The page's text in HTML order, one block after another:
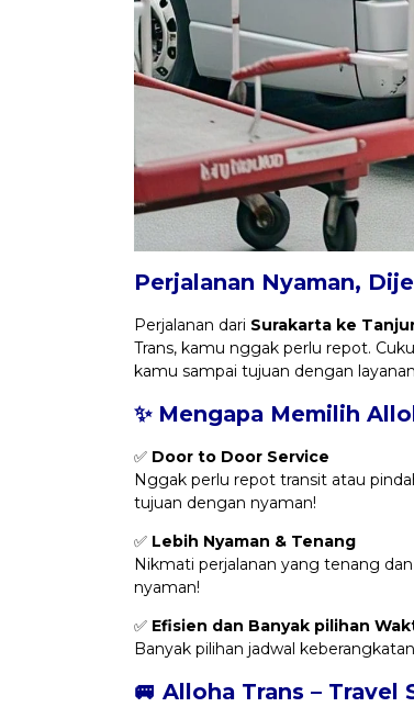
Perjalanan Nyaman,
Perjalanan dari Surakarta ke
Trans, kamu nggak perlu repot.
kamu sampai tujuan dengan
✨ Mengapa Memilih
✅ Door to Door Service
Nggak perlu repot transit atau
tujuan dengan nyaman!
✅ Lebih Nyaman & Tenang
Nikmati perjalanan yang tenang
nyaman!
✅ Efisien dan Banyak pilihan
Banyak pilihan jadwal
🚐 Alloha Trans – Travel